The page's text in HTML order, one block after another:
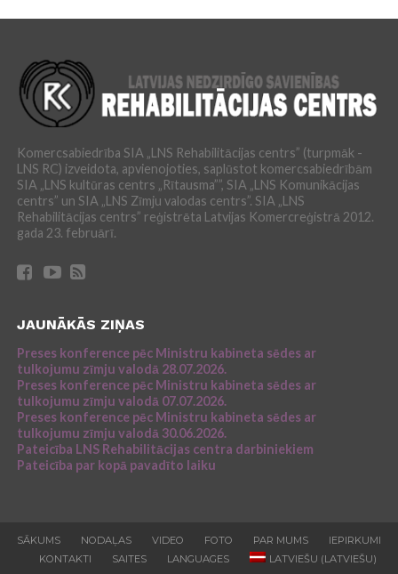
Komercsabiedrība SIA „LNS Rehabilitācijas centrs” (turpmāk -
LNS RC) izveidota, apvienojoties, saplūstot komercsabiedrībām
SIA „LNS kultūras centrs „Rītausma””, SIA „LNS Komunikācijas
centrs” un SIA „LNS Zīmju valodas centrs”. SIA „LNS
Rehabilitācijas centrs” reģistrēta Latvijas Komercreģistrā 2012.
gada 23. februārī.
JAUNĀKĀS ZIŅAS
Preses konference pēc Ministru kabineta sēdes ar
tulkojumu zīmju valodā 28.07.2026.
Preses konference pēc Ministru kabineta sēdes ar
tulkojumu zīmju valodā 07.07.2026.
Preses konference pēc Ministru kabineta sēdes ar
tulkojumu zīmju valodā 30.06.2026.
Pateicība LNS Rehabilitācijas centra darbiniekiem
Pateicība par kopā pavadīto laiku
SĀKUMS NODAĻAS VIDEO FOTO PAR MUMS
IEPIRKUMI
KONTAKTI
SAITES LANGUAGES LATVIEŠU (LATVIEŠU)